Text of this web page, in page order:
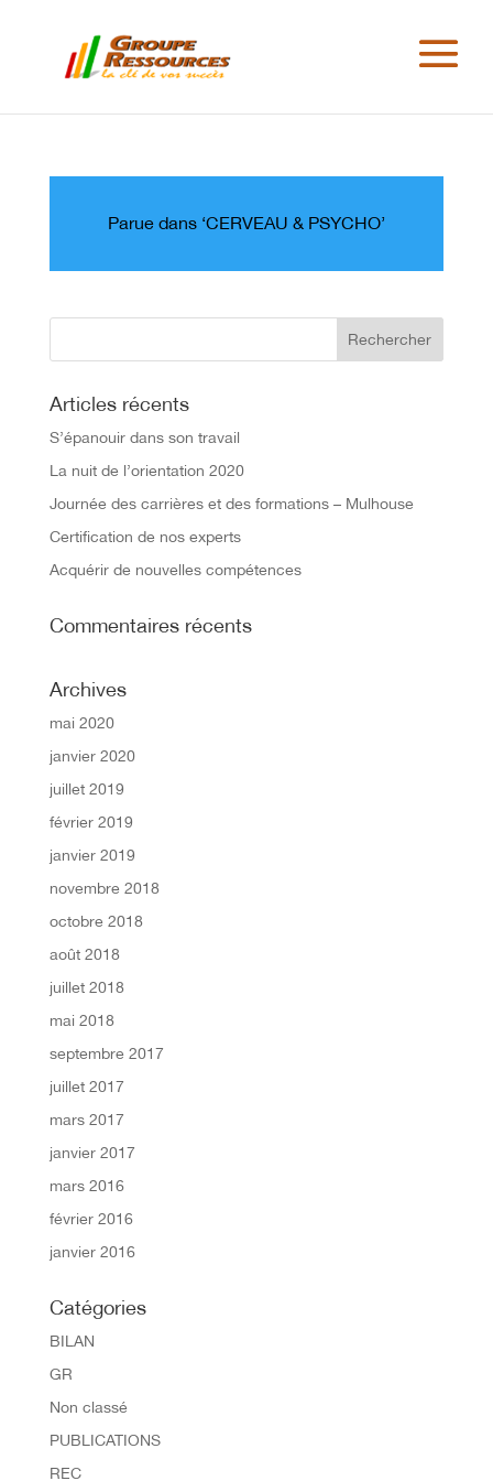
Parue dans ‘CERVEAU & PSYCHO’
Articles récents
S’épanouir dans son travail
La nuit de l’orientation 2020
Journée des carrières et des formations – Mulhouse
Certification de nos experts
Acquérir de nouvelles compétences
Commentaires récents
Archives
mai 2020
janvier 2020
juillet 2019
février 2019
janvier 2019
novembre 2018
octobre 2018
août 2018
juillet 2018
mai 2018
septembre 2017
juillet 2017
mars 2017
janvier 2017
mars 2016
février 2016
janvier 2016
Catégories
BILAN
GR
Non classé
PUBLICATIONS
REC